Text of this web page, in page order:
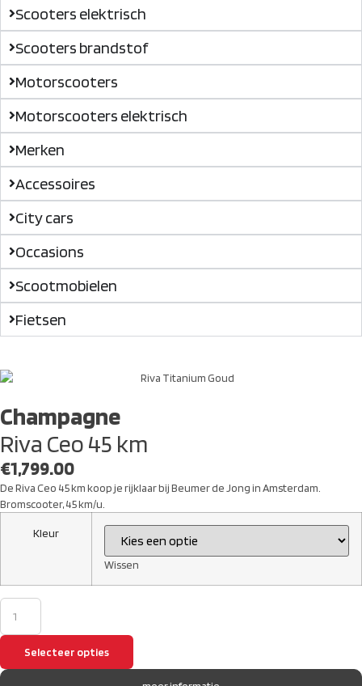
Scooters elektrisch
Scooters brandstof
Motorscooters
Motorscooters elektrisch
Merken
Accessoires
City cars
Occasions
Scootmobielen
Fietsen
Champagne
Riva Ceo 45 km
€1,799.00
De Riva Ceo 45 km koop je rijklaar bij Beumer de Jong in Amsterdam.
Bromscooter, 45 km/u.
Kleur
Wissen
Selecteer opties